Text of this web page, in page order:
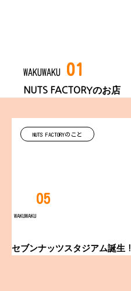
WAKUWAKU 01
NUTS FACTORYのお店
NUTS FACTORYのこと
WAKUWAKU
05
セブンナッツスタジアム誕生！